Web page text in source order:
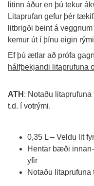
litinn áður en þú tekur
Litaprufan gefur þér
litbrigði beint á
kemur út í þínu eigin
hálfþekjandi litaprufuna
ATH : Notaðu litaprufuna
t.d. í votrými.
0,35 L – Veldu lit
Hentar bæði
yfir
Notaðu